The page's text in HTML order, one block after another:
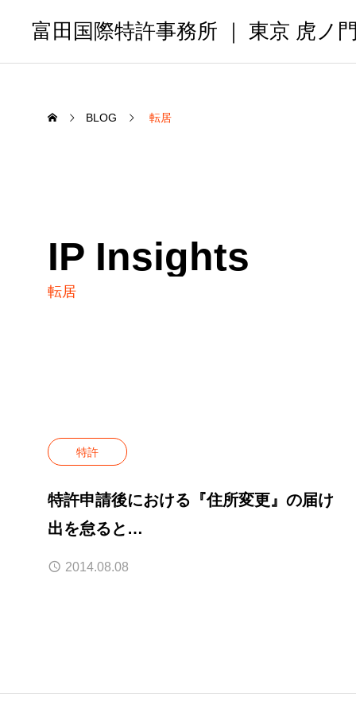
富田国際特許事務所 ｜ 東京 虎ノ門
BLOG 転居
IP Insights
転居
特許
特許申請後における『住所変更』の届け
出を怠ると…
2014.08.08